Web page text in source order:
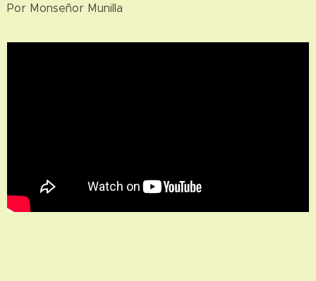
Por Monseñor Munilla